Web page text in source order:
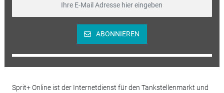
ABONNIEREN
Sprit+ Online ist der Internetdienst für den Tankstellenmarkt und